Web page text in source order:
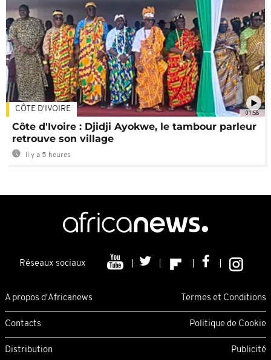
01:58
CÔTE D'IVOIRE
Côte d'Ivoire : Djidji Ayokwe, le tambour parleur
retrouve son village
Il y a 5 heures
Réseaux sociaux
A propos d'Africanews Termes et Conditions
Contacts Politique de Cookie
Distribution Publicité